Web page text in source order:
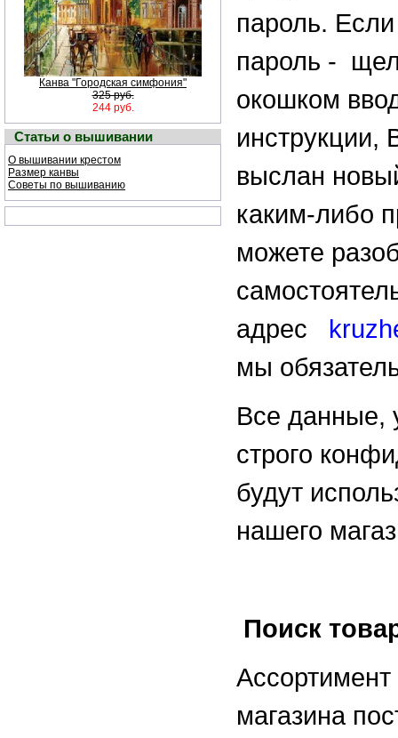
Канва "Городская симфония"
325 руб.
244 руб.
Статьи о вышивании
О вышивании крестом
Размер канвы
Советы по вышиванию
пароль.
пароль -
окошком
инструкции,
выслан
каким-либо
можете
адрес
мы
Все данные,
строго
будут
нашего
Поиск
магазина